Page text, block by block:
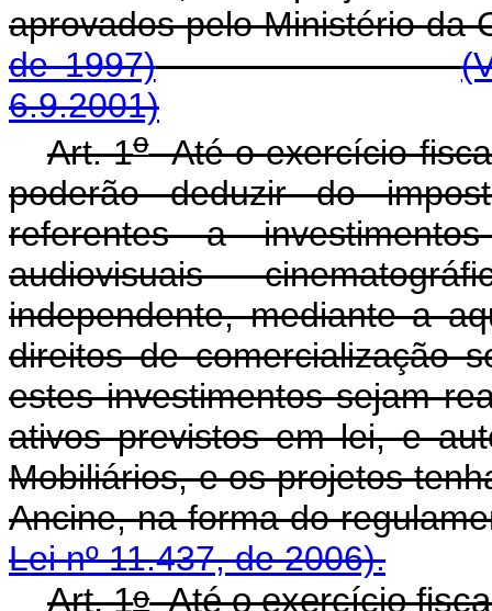
aprovados pelo
de 1997)
6.9.2001)
Art. 1oAté o exercício
poderão deduzir do
referentes a
audiovisuais
independente, mediante a
direitos de comercialização
estes investimentos sejam
ativos previstos em lei, e
Mobiliários, e os projetos
Ancine, na forma do
Lei nº 11.437, de 2006).
Art. 1oAté o exercício